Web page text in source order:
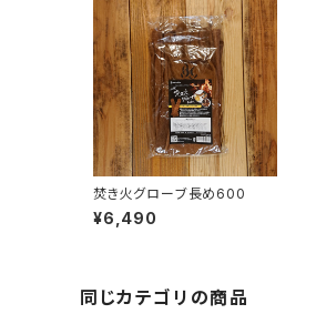
焚き火グローブ長め600
¥6,490
同じカテゴリの商品